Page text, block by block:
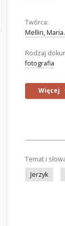
Twórca:
Mellin,
Rodzaj
fotografia
Więcej
Temat i
Jerzyk